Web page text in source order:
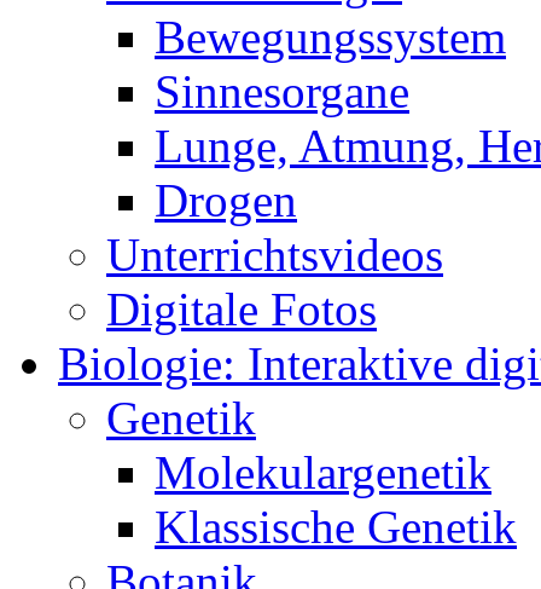
Bewegungssystem
Sinnesorgane
Lunge, Atmung,
Drogen
Unterrichtsvideos
Digitale Fotos
Biologie: Interaktive
Genetik
Molekulargenetik
Klassische Genetik